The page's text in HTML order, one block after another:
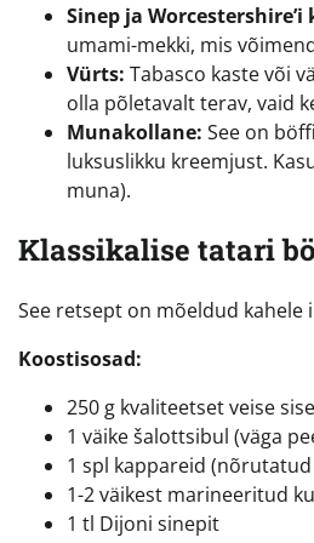
Sinep ja Worcestershire’i
umami-mekki, mis
Vürts: Tabasco kaste või
olla põletavalt terav, vaid
Munakollane: See on
luksuslikku kreemjust.
muna).
Klassikalise tatari
See retsept on mõeldud kahele
Koostisosad:
250 g kvaliteetset veise
1 väike šalottsibul (väga
1 spl kappareid
1-2 väikest marineeritud
1 tl Dijoni sinepit